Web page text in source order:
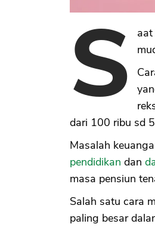
S
dari 100 ribu sd
Masalah
pendidikan dan
masa pensiun
Salah satu cara
paling besar